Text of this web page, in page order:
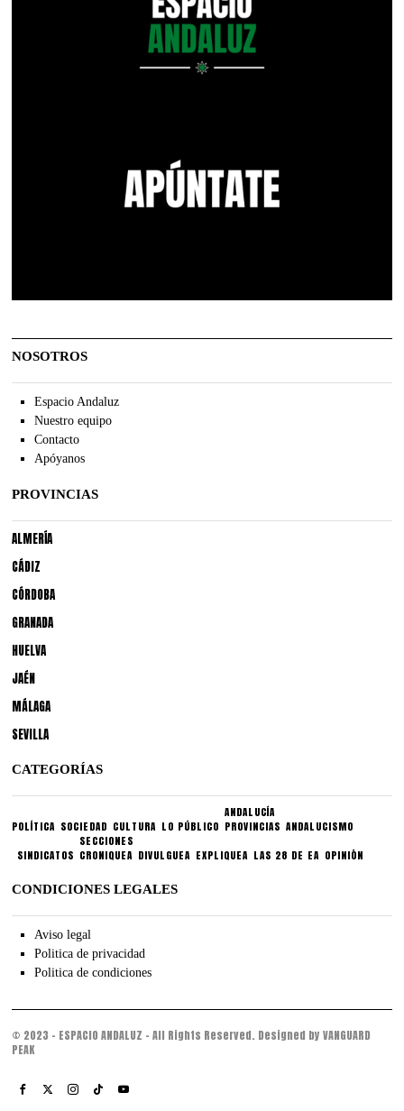
NOSOTROS
Espacio Andaluz
Nuestro equipo
Contacto
Apóyanos
PROVINCIAS
ALMERÍA
CÁDIZ
CÓRDOBA
GRANADA
HUELVA
JAÉN
MÁLAGA
SEVILLA
CATEGORÍAS
POLÍTICA SOCIEDAD CULTURA LO PÚBLICO
ANDALUCÍA
PROVINCIAS ANDALUCISMO
SINDICATOS
SECCIONES
CRONIQUEA DIVULGUEA EXPLIQUEA LAS 28 DE EA OPINIÓN
CONDICIONES LEGALES
Aviso legal
Politica de privacidad
Politica de condiciones
© 2023 - ESPACIO ANDALUZ - All Rights Reserved. Designed by VANGUARD
PEAK